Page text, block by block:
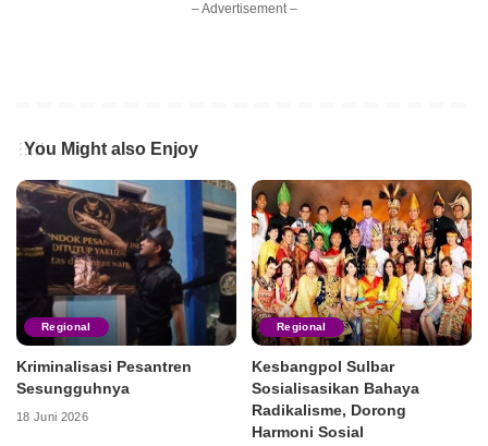
– Advertisement –
You Might also Enjoy
Regional
Kriminalisasi Pesantren
Sesungguhnya
18 Juni 2026
Regional
Kesbangpol Sulbar
Sosialisasikan Bahaya
Radikalisme, Dorong
Harmoni Sosial